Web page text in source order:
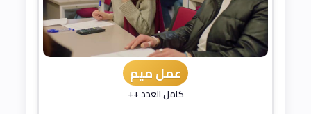
عمل ميم
كامل العدد ++